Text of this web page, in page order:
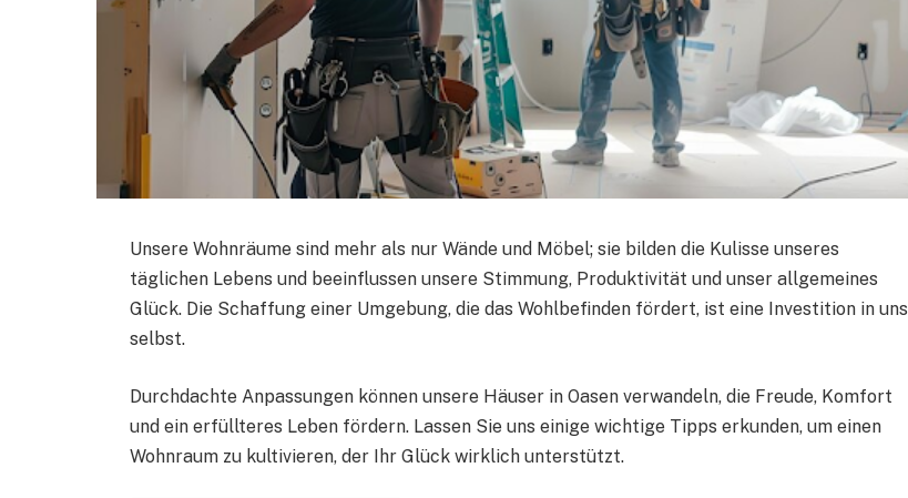
Unsere Wohnräume sind mehr als nur Wände und Möbel; sie bilden die Kulisse unseres
täglichen Lebens und beeinflussen unsere Stimmung, Produktivität und unser allgemeines
Glück. Die Schaffung einer Umgebung, die das Wohlbefinden fördert, ist eine Investition in uns
selbst.
Durchdachte Anpassungen können unsere Häuser in Oasen verwandeln, die Freude, Komfort
und ein erfüllteres Leben fördern. Lassen Sie uns einige wichtige Tipps erkunden, um einen
Wohnraum zu kultivieren, der Ihr Glück wirklich unterstützt.